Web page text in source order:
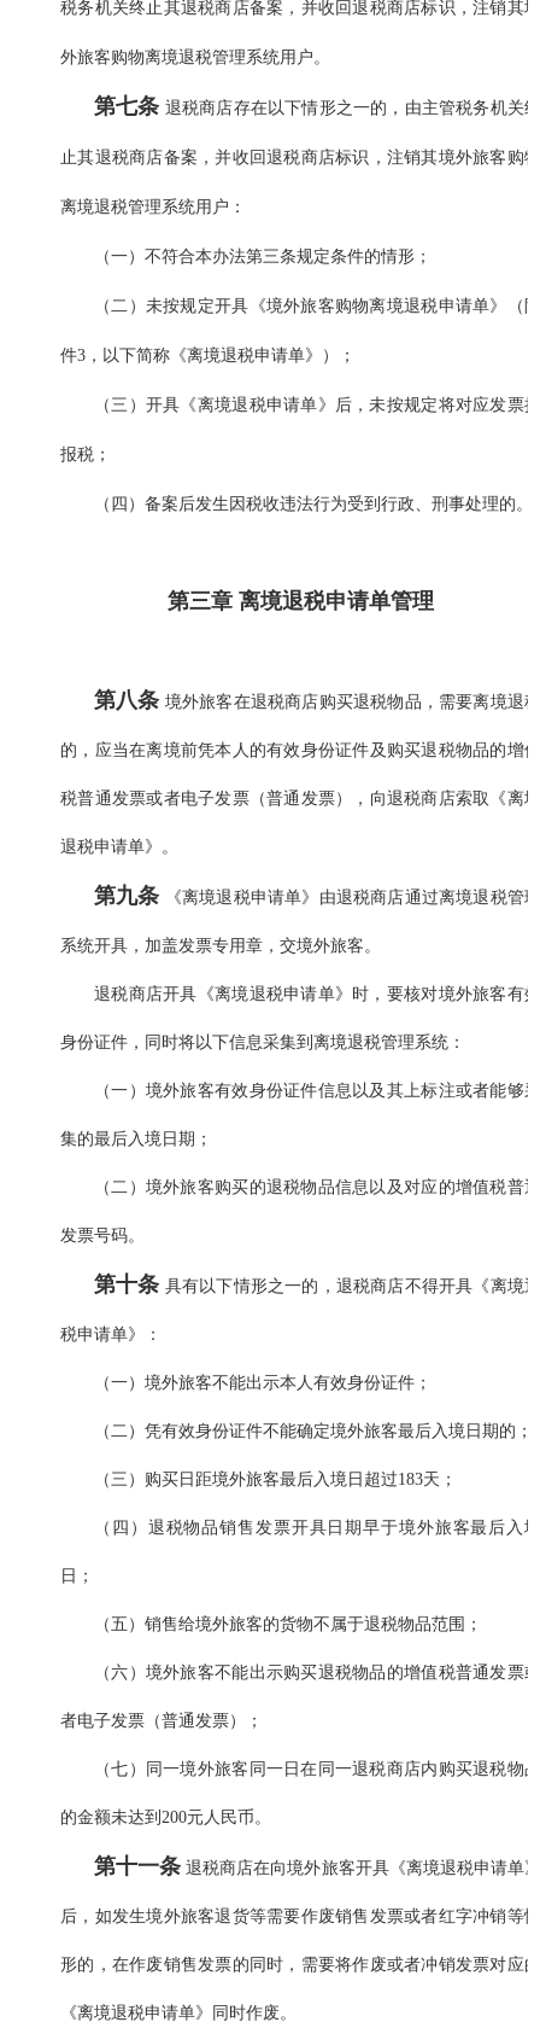
税务机关终止其退税商店备案，并收回退税商店标识，注销其境
外旅客购物离境退税管理系统用户。
第七条 退税商店存在以下情形之一的，由主管税务机关
止其退税商店备案，并收回退税商店标识，注销其境外旅客购物
离境退税管理系统用户：
（一）不符合本办法第三条规定条件的情形；
（二）未按规定开具《境外旅客购物离境退税申请单》（附
件3，以下简称《离境退税申请单》）；
（三）开具《离境退税申请单》后，未按规定将对应发票抄
报税；
（四）备案后发生因税收违法行为受到行政、刑事处理的。
第三章 离境退税申请单管理
第八条 境外旅客在退税商店购买退税物品，需要离境退
的，应当在离境前凭本人的有效身份证件及购买退税物品的增值
税普通发票或者电子发票（普通发票），向退税商店索取《离境
退税申请单》。
第九条 《离境退税申请单》由退税商店通过离境退税管
系统开具，加盖发票专用章，交境外旅客。
退税商店开具《离境退税申请单》时，要核对境外旅客有效
身份证件，同时将以下信息采集到离境退税管理系统：
（一）境外旅客有效身份证件信息以及其上标注或者能够采
集的最后入境日期；
（二）境外旅客购买的退税物品信息以及对应的增值税普通
发票号码。
第十条 具有以下情形之一的，退税商店不得开具《离境
税申请单》：
（一）境外旅客不能出示本人有效身份证件；
（二）凭有效身份证件不能确定境外旅客最后入境日期的；
（三）购买日距境外旅客最后入境日超过183天；
（四）退税物品销售发票开具日期早于境外旅客最后入境
日；
（五）销售给境外旅客的货物不属于退税物品范围；
（六）境外旅客不能出示购买退税物品的增值税普通发票或
者电子发票（普通发票）；
（七）同一境外旅客同一日在同一退税商店内购买退税物品
的金额未达到200元人民币。
第十一条 退税商店在向境外旅客开具《离境退税申请单
后，如发生境外旅客退货等需要作废销售发票或者红字冲销等情
形的，在作废销售发票的同时，需要将作废或者冲销发票对应的
《离境退税申请单》同时作废。